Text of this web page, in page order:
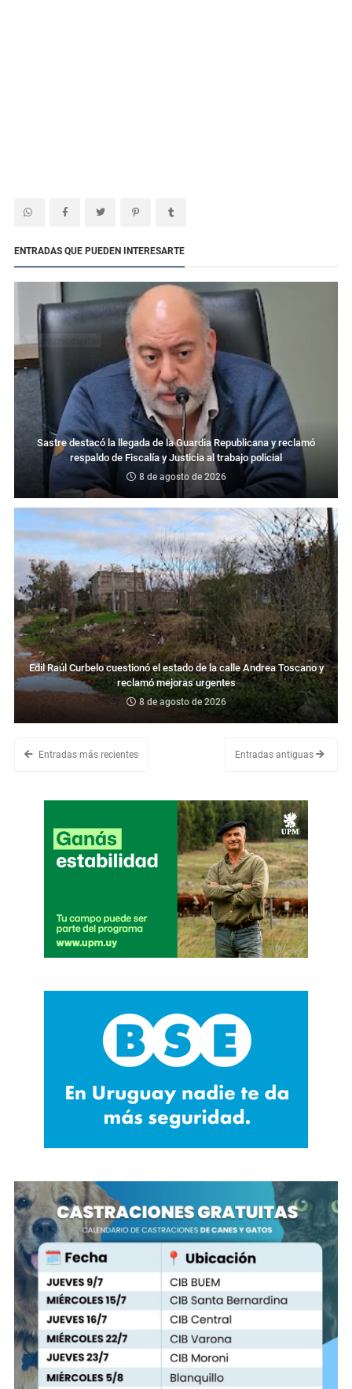
ENTRADAS QUE PUEDEN INTERESARTE
Sastre destacó la llegada de la Guardia Republicana y reclamó
respaldo de Fiscalía y Justicia al trabajo policial
8 de agosto de 2026
Edil Raúl Curbelo cuestionó el estado de la calle Andrea Toscano y
reclamó mejoras urgentes
8 de agosto de 2026
Entradas más recientes Entradas antiguas